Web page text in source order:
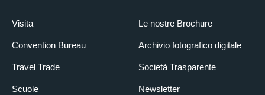
Visita
Convention Bureau
Travel Trade
Scuole
Le nostre Brochure
Archivio fotografico digitale
Società Trasparente
Newsletter